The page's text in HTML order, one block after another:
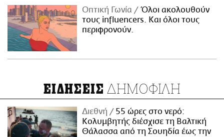
Οπτική Γωνία
Όλοι ακολουθούν
τους influencers. Και όλοι τους
περιφρονούν.
ΕΙΔΗΣΕΙΣ ΔΗΜΟΦΙΛΗ
Διεθνή
55 ώρες στο νερό:
Κολυμβητής διέσχισε τη Βαλτική
Θάλασσα από τη Σουηδία έως την